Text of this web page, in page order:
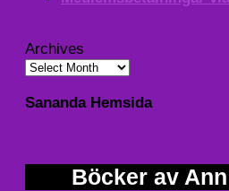
Archives
Sananda Hemsida
Böcker av